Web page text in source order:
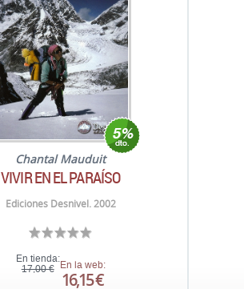
Chantal Mauduit
VIVIR EN EL PARAÍSO
Ediciones Desnivel. 2002
En tienda:
17,00 € En la web:
16,15 €